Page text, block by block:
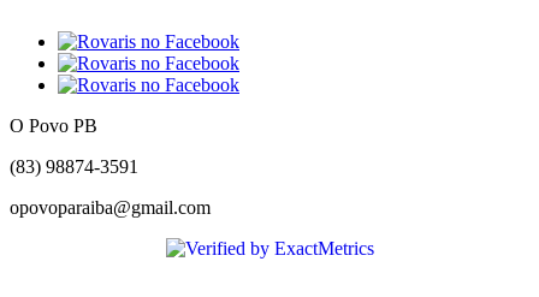
O Povo PB
(83) 98874-3591
opovoparaiba@gmail.com